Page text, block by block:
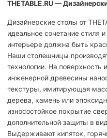
THETABLE.RU —
Дизайнерские столы от
идеальное сочетание стиля
интерьере должна быть
Наши столешницы
технологии. На поверхность
инженерной древесины
текстуры, имитирующая
дерева, камень или
износостойкое покрытие
дополнительной защиты в
Выдерживают кипяток,